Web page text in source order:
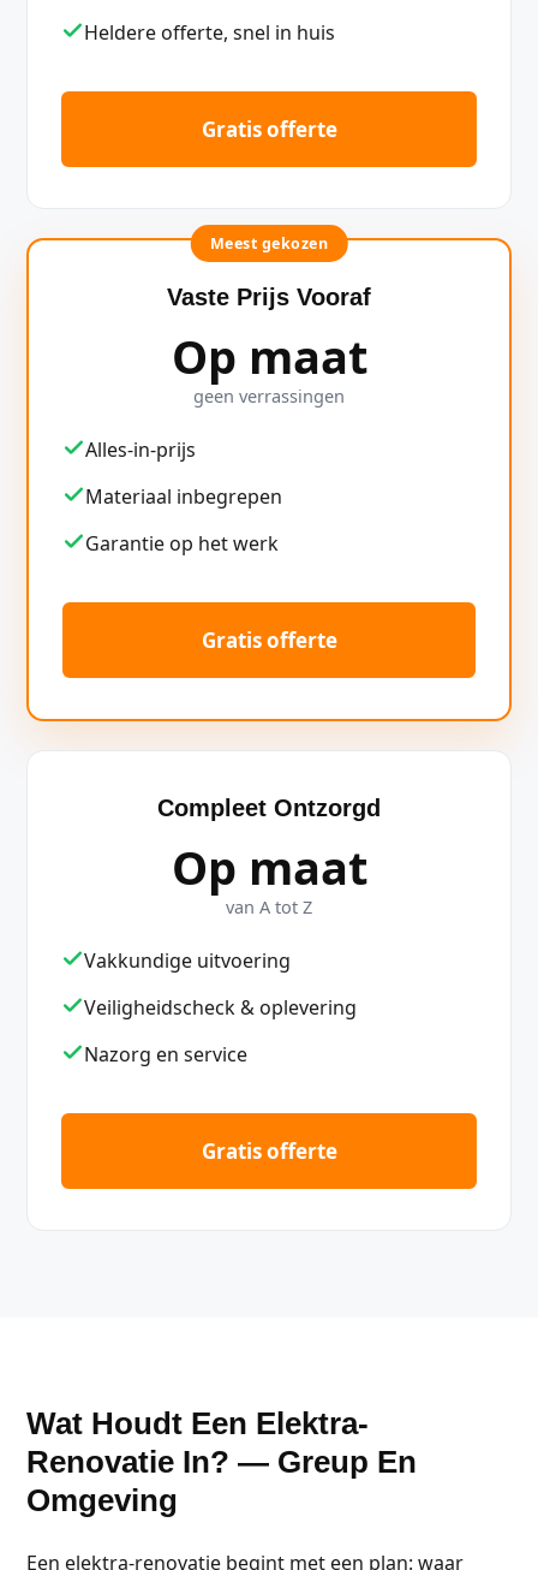
Heldere offerte, snel in huis
Gratis offerte
Meest gekozen
Vaste Prijs Vooraf
Op maat
geen verrassingen
Alles-in-prijs
Materiaal inbegrepen
Garantie op het werk
Gratis offerte
Compleet Ontzorgd
Op maat
van A tot Z
Vakkundige uitvoering
Veiligheidscheck & oplevering
Nazorg en service
Gratis offerte
Wat Houdt Een Elektra-
Renovatie In? — Greup En
Omgeving
Een elektra-renovatie begint met een plan: waar